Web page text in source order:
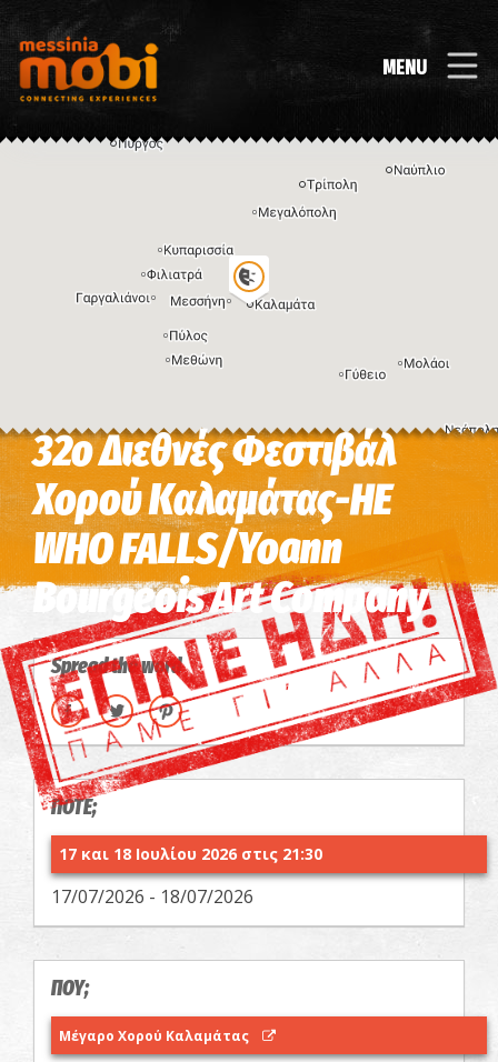
MENU
Η εικόνα ενδέχεται να υπόκειται σε πνευματικά δικαιώματα Όροι
32o Διεθνές Φεστιβάλ
Χορού Καλαμάτας-HE
WHO FALLS/Yoann
Bourgeois Art Company
Spread the word
ΠΟΤΕ;
17 και 18 Ιουλίου 2026 στις 21:30
17/07/2026 - 18/07/2026
ΠΟΥ;
Μέγαρο Χορού Καλαμάτας